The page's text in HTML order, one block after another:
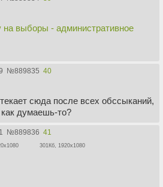
на выборы - административное
№889835 40
сюда после всех обссыканий,
думаешь-то?
№889836 41
301Кб, 1920x1080